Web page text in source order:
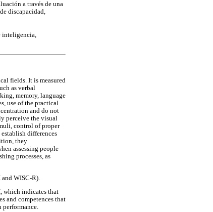
a través de una
discapacidad,
inteligencia,
fields. It is measured
as verbal
memory, language
use of the practical
and do not
perceive the visual
control of proper
differences
they
assessing people
processes, as
WISC-R).
which indicates that
and competences that
performance.